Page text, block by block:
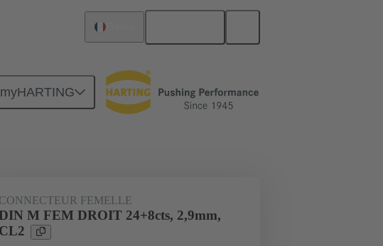
myHARTING
Produits Raccordement carte mère à carte fille
CONNECTEUR FEMELLE
M FEM DROIT 24+8cts, 2,9mm,
CL2